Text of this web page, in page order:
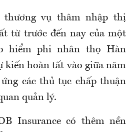
thương vụ thâm nhập thị
từ trước đến nay của một
hiểm phi nhân thọ Hàn
kiến hoàn tất vào giữa năm
các thủ tục chấp thuận
quản lý.
Insurance có thêm nền